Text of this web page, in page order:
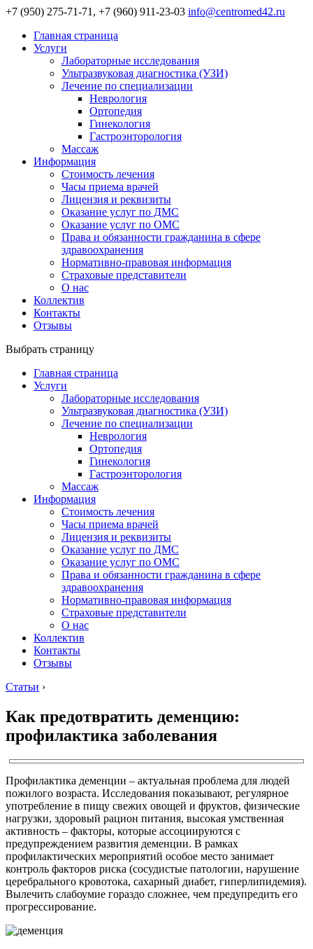
+7 (950) 275-71-71, +7 (960) 911-23-03 info@centromed42.ru
Главная страница
Услуги
Лабораторные исследования
Ультразвуковая диагностика (УЗИ)
Лечение по специализации
Неврология
Ортопедия
Гинекология
Гастроэнторология
Массаж
Информация
Стоимость лечения
Часы приема врачей
Лицензия и реквизиты
Оказание услуг по ДМС
Оказание услуг по ОМС
Права и обязанности гражданина в сфере
здравоохранения
Нормативно-правовая информация
Страховые представители
О нас
Коллектив
Контакты
Отзывы
Выбрать страницу
Главная страница
Услуги
Лабораторные исследования
Ультразвуковая диагностика (УЗИ)
Лечение по специализации
Неврология
Ортопедия
Гинекология
Гастроэнторология
Массаж
Информация
Стоимость лечения
Часы приема врачей
Лицензия и реквизиты
Оказание услуг по ДМС
Оказание услуг по ОМС
Права и обязанности гражданина в сфере
здравоохранения
Нормативно-правовая информация
Страховые представители
О нас
Коллектив
Контакты
Отзывы
Статьи ›
Как предотвратить деменцию:
профилактика заболевания
Профилактика деменции – актуальная проблема для людей
пожилого возраста. Исследования показывают, регулярное
употребление в пищу свежих овощей и фруктов, физические
нагрузки, здоровый рацион питания, высокая умственная
активность – факторы, которые ассоциируются с
предупреждением развития деменции. В рамках
профилактических мероприятий особое место занимает
контроль факторов риска (сосудистые патологии, нарушение
церебрального кровотока, сахарный диабет, гиперлипидемия).
Вылечить слабоумие гораздо сложнее, чем предупредить его
прогрессирование.